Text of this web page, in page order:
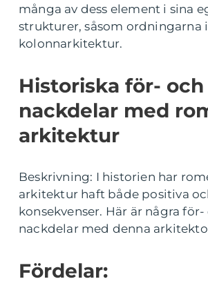
många av dess element i sina
strukturer, såsom ordningarna
kolonnarkitektur.
Historiska för- och
nackdelar med
arkitektur
Beskrivning: I historien har
arkitektur haft både positiva
konsekvenser. Här är några för-
nackdelar med denna
Fördelar: